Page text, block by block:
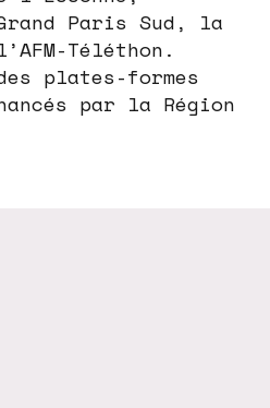
Paris Sud, la
Téléthon.
plates-formes
par la Région